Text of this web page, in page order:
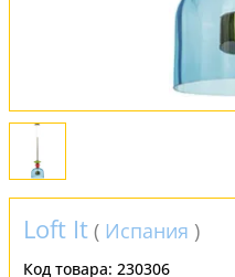
Loft It ( Испания )
Код товара: 230306